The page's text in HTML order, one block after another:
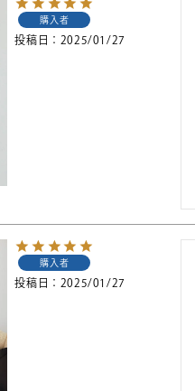
購入者
投稿日 2025/01/27
購入者
投稿日 2025/01/27